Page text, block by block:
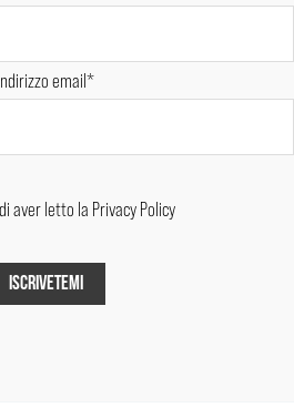
email*
aver letto la Privacy Policy